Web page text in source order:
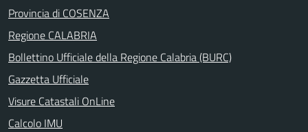
Provincia di COSENZA
Regione CALABRIA
Bollettino Ufficiale della Regione Calabria (BURC)
Gazzetta Ufficiale
Visure Catastali OnLine
Calcolo IMU